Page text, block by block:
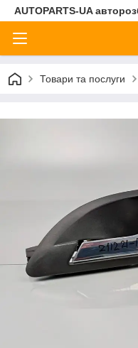
AUTOPARTS-UA
Товари та послуги